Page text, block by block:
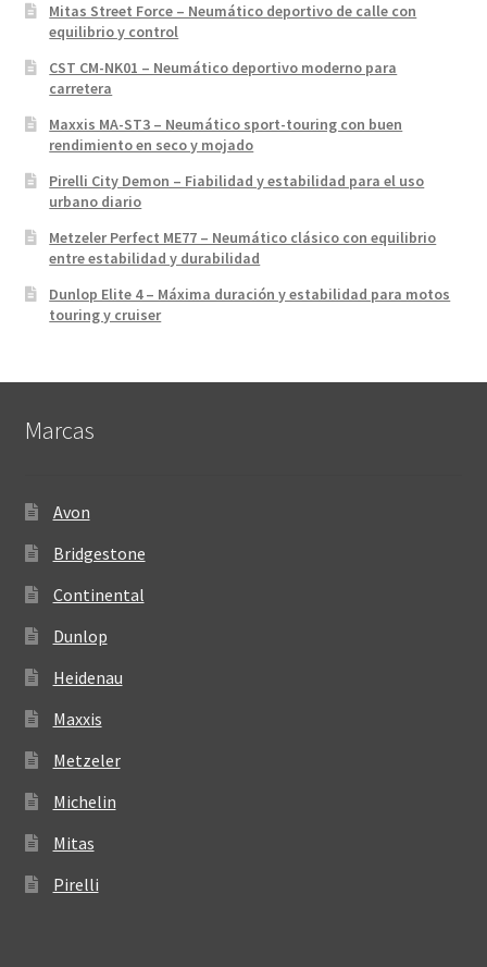
Mitas Street Force – Neumático deportivo de calle con
equilibrio y control
CST CM-NK01 – Neumático deportivo moderno para
carretera
Maxxis MA-ST3 – Neumático sport-touring con buen
rendimiento en seco y mojado
Pirelli City Demon – Fiabilidad y estabilidad para el uso
urbano diario
Metzeler Perfect ME77 – Neumático clásico con equilibrio
entre estabilidad y durabilidad
Dunlop Elite 4 – Máxima duración y estabilidad para motos
touring y cruiser
Marcas
Avon
Bridgestone
Continental
Dunlop
Heidenau
Maxxis
Metzeler
Michelin
Mitas
Pirelli